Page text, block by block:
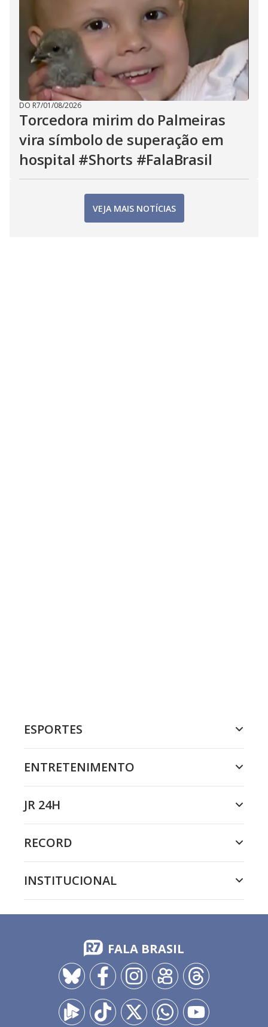
DO R7/01/08/2026
Torcedora mirim do Palmeiras
vira símbolo de superação em
hospital #Shorts #FalaBrasil
VEJA MAIS NOTÍCIAS
ESPORTES
ENTRETENIMENTO
JR 24H
RECORD
INSTITUCIONAL
FALA BRASIL